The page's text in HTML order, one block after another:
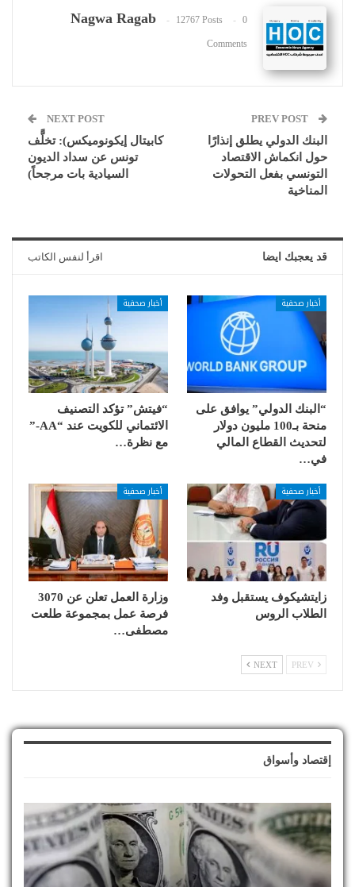
Nagwa Ragab 12767 Posts 0
Comments
البنك الدولي يطلق إنذارًا
حول انكماش الاقتصاد
التونسي بفعل التحولات
المناخية
NEXT POST
كابيتال إيكونوميكس): تخلًّف
تونس عن سداد الديون
السيادية بات مرجحاً)
قد يعجبك ايضا اقرأ لنفس الكاتب
أخبار صحفية
“البنك الدولي” يوافق على
منحة بـ100 مليون دولار
لتحديث القطاع المالي
في…
أخبار صحفية
“فيتش” تؤكد التصنيف
الائتماني للكويت عند “AA-”
مع نظرة…
أخبار صحفية
زايتشيكوف يستقبل وفد
الطلاب الروس
أخبار صحفية
وزارة العمل تعلن عن 3070
فرصة عمل بمجموعة طلعت
مصطفى…
NEXT
إقتصاد وأسواق